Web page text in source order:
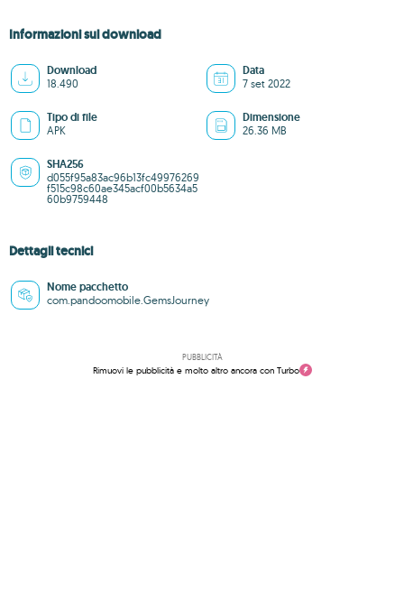
Informazioni sul download
Download
18.490
Data
7 set 2022
Tipo di file
APK
Dimensione
26.36 MB
SHA256
d055f95a83ac96b13fc49976269
f515c98c60ae345acf00b5634a5
60b9759448
Dettagli tecnici
Nome pacchetto
com.pandoomobile.GemsJourney
PUBBLICITÀ
Rimuovi le pubblicità e molto altro ancora con Turbo